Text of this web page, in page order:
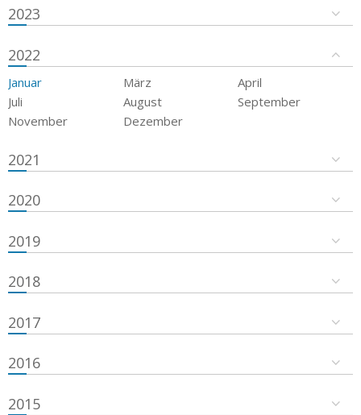
2023
2022
Januar März
April
Juli
August
September
November
Dezember
2021
2020
2019
2018
2017
2016
2015